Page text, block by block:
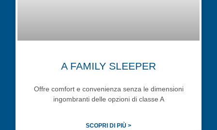
A FAMILY SLEEPER
Offre comfort e convenienza senza le dimensioni
ingombranti delle opzioni di classe A
SCOPRI DI PIÙ >